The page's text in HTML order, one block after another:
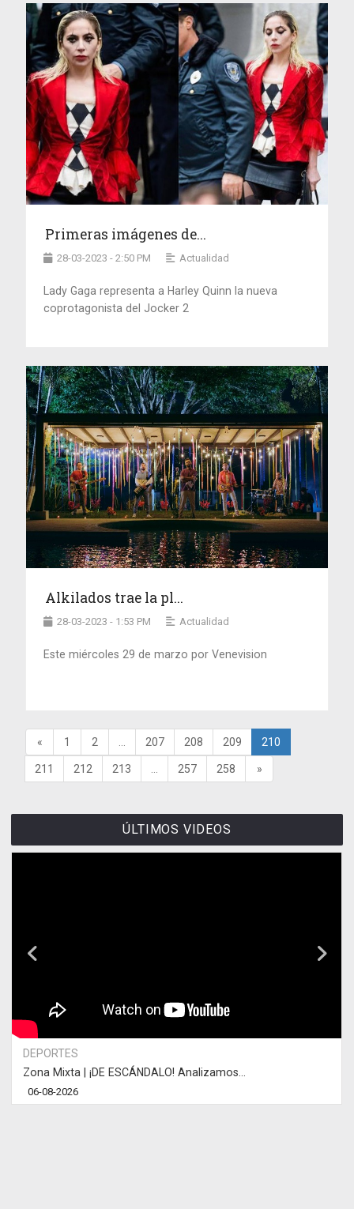
Primeras imágenes de...
28-03-2023 - 2:50 PM Actualidad
Lady Gaga representa a Harley Quinn la nueva
coprotagonista del Jocker 2
Alkilados trae la pl...
28-03-2023 - 1:53 PM Actualidad
Este miércoles 29 de marzo por Venevision
« 1 2 207 208 209 210
211 212 213 257 258 »
ÚLTIMOS VIDEOS
DEPORTES
Zona Mixta | ¡DE ESCÁNDALO! Analizamos...
06-08-2026